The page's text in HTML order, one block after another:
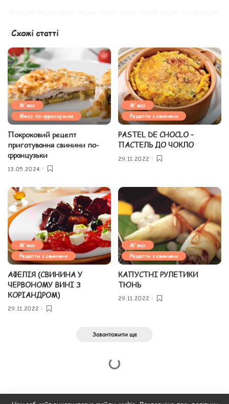
Схожі статті
М'ясо
Мясо по-французьки
Покроковий рецепт
приготування свинини по-
французьки
13.05.2024
М'ясо
Рецепти з свинини
PASTEL DE CHOCLO –
ПАСТЕЛЬ ДО ЧОКЛО
29.11.2022
М'ясо
Рецепти з свинини
АФЕЛІЯ (СВИНИНА У
ЧЕРВОНОМУ ВИНІ З
КОРІАНДРОМ)
29.11.2022
М'ясо
Рецепти з свинини
КАПУСТНІ РУЛЕТИКИ
ТЮНЬ
29.11.2022
Завантажити ще